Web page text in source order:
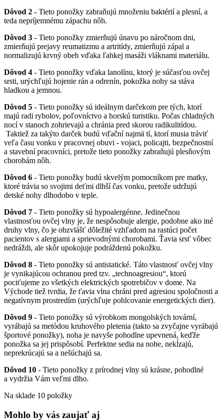
Dôvod 2 - Tieto ponožky zabraňujú množeniu baktérií a plesní, a
teda nepríjemnému zápachu nôh.
Dôvod 3 - Tieto ponožky zmierňujú únavu po náročnom dni,
zmierňujú prejavy reumatizmu a artritídy, zmierňujú zápal a
normalizujú krvný obeh vďaka ľahkej masáži vláknami materiálu.
Dôvod 4 - Tieto ponožky vďaka lanolínu, ktorý je súčasťou ovčej
srsti, urýchľujú hojenie rán a odrenín, pokožka nohy sa stáva
hladkou a jemnou.
Dôvod 5 - Tieto ponožky sú ideálnym darčekom pre tých, ktorí
majú radi rybolov, poľovníctvo a horskú turistiku. Počas chladných
nocí v stanoch zohrievajú a chránia pred skorou radikulitídou.
Taktiež za takýto darček budú vďační najmä tí, ktorí musia tráviť
veľa času vonku v pracovnej obuvi - vojaci, policajti, bezpečnostní
a stavební pracovníci, pretože tieto ponožky zabraňujú plesňovým
chorobám nôh.
Dôvod 6 - Tieto ponožky budú skvelým pomocníkom pre matky,
ktoré trávia so svojimi deťmi dlhší čas vonku, pretože udržujú
detské nohy dlhodobo v teple.
Dôvod 7 - Tieto ponožky sú hypoalergénne. Jedinečnou
vlastnosťou ovčej vlny je, že nespôsobuje alergie, podobne ako iné
druhy vlny, čo je obzvlášť dôležité vzhľadom na rastúci počet
pacientov s alergiami a sprievodnými chorobami. Ťavia srsť vôbec
nedráždi, ale skôr upokojuje podráždenú pokožku.
Dôvod 8 - Tieto ponožky sú antistatické. Táto vlastnosť ovčej vlny
je vynikajúcou ochranou pred tzv. „technoagresiou“, ktorú
pociťujeme zo všetkých elektrických spotrebičov v dome. Na
Východe tiež tvrdia, že ťavia vlna chráni pred agresiou spoločnosti a
negatívnym prostredím (urýchľuje pohlcovanie energetických dier).
Dôvod 9 - Tieto ponožky sú výrobkom mongolských tovární,
vyrábajú sa metódou kruhového pletenia (takto sa zvyčajne vyrábajú
športové ponožky), noha je navyše pohodlne upevnená, keďže
ponožka sa jej prispôsobí. Perfektne sedia na nohe, nekĺzajú,
neprekrúcajú sa a nešúchajú sa.
Dôvod 10 - Tieto ponožky z prírodnej vlny sú krásne, pohodlné
a vydržia Vám veľmi dlho.
Na sklade 10 položky
Mohlo by vás zaujať aj